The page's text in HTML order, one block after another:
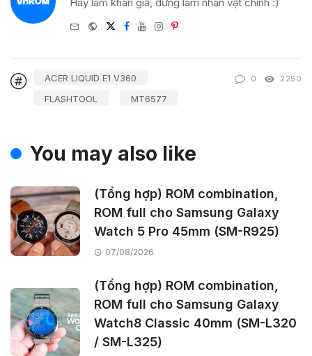
e-
WebsiteTwitter
Facebook
YoutubeInstagram
Pinterest
ACER LIQUID E1 V360
FLASHTOOL
MT6577
0 2250
You may also like
(Tổng hợp) ROM combination,
ROM full cho Samsung Galaxy
Watch 5 Pro 45mm (SM-R925)
07/08/2026
(Tổng hợp) ROM combination,
ROM full cho Samsung Galaxy
Watch8 Classic 40mm (SM-L320
/ SM-L325)